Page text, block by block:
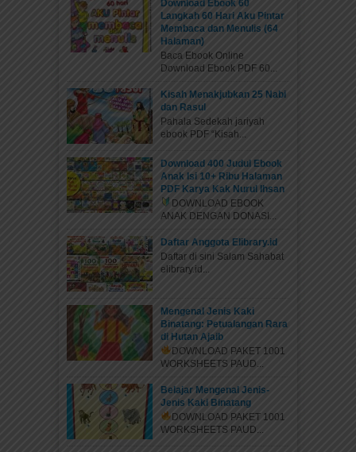
Download Ebook 60
Langkah 60 Hari Aku Pintar
Membaca dan Menulis (64
Halaman)
Baca Ebook Online
Download Ebook PDF 60...
Kisah Menakjubkan 25 Nabi
dan Rasul
Pahala Sedekah jariyah
ebook PDF “Kisah...
Download 400 Judul Ebook
Anak Isi 10+ Ribu Halaman
PDF Karya Kak Nurul Ihsan
DOWNLOAD EBOOK
ANAK DENGAN DONASI...
Daftar Anggota Elibrary.id
Daftar di sini Salam Sahabat
elibrary.id...
Mengenal Jenis Kaki
Binatang: Petualangan Rara
di Hutan Ajaib
DOWNLOAD PAKET 1001
WORKSHEETS PAUD...
Belajar Mengenal Jenis-
Jenis Kaki Binatang
DOWNLOAD PAKET 1001
WORKSHEETS PAUD...